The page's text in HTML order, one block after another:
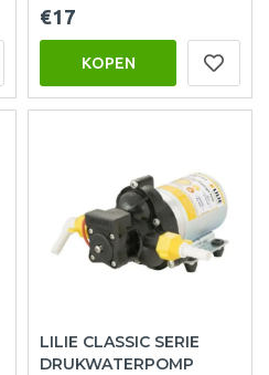
€17
KOPEN
LILIE CLASSIC SERIE
DRUKWATERPOMP